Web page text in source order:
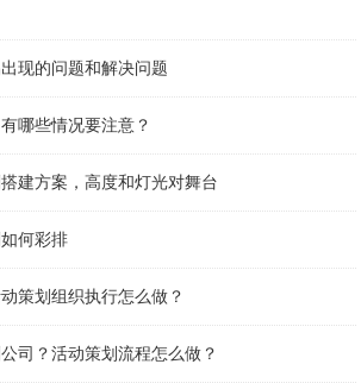
现的问题和解决问题
哪些情况要注意？
建方案，高度和灯光对舞台
何彩排
策划组织执行怎么做？
司？活动策划流程怎么做？